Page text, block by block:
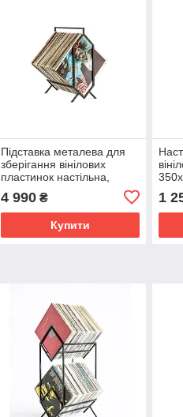
Підставка металева для
зберігання вінілових
пластинок настільна,
підлогова 500х280х400мм
4 990₴
Купити
1